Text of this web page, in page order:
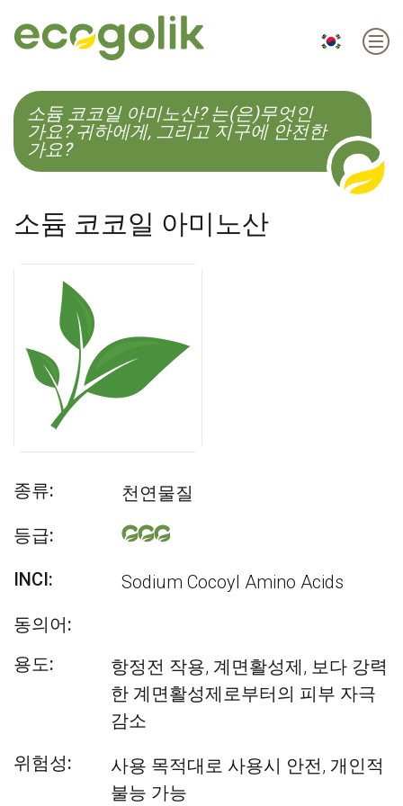
EN ES CS KO
소듐 코코일 아미노산? 는(은)무엇인
가요? 귀하에게, 그리고 지구에 안전한
가요?
소듐 코코일 아미노산
종류:
천연물질
등급:
INCI:
Sodium Cocoyl Amino Acids
동의어:
용도:
항정전 작용, 계면활성제, 보다 강력
한 계면활성제로부터의 피부 자극
감소
위험성:
사용 목적대로 사용시 안전, 개인적
불능 가능